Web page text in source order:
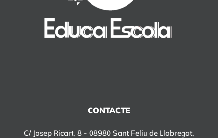
CONTACTE
C/ Josep Ricart, 8 - 08980 Sant Feliu de Llobregat,